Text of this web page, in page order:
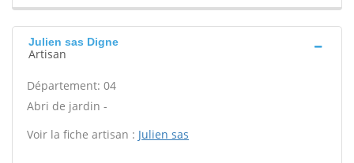
Julien sas Digne
Artisan
Département: 04
Abri de jardin -
Voir la fiche artisan : Julien sas